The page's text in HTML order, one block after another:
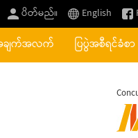
ပိတ်မည်။ English
ချက်အလက် ပြပွဲအစီရင်ခံစာ